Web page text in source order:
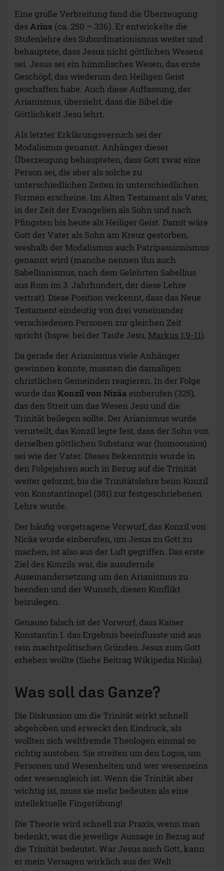
Eine große Verbreitung fand die Überzeugung
desArius (ca. 250 – 336). Er entwickelte die
Stufenlehre des Subordinationismus weiter und
behauptete, dass Jesus nicht göttlichen Wesens
sei. Jesus sei ein himmlisches Wesen, das erste
Geschöpf, das wiederum den Heiligen Geist
geschaffen habe. Auch diese Auffassung, der
Arianismus, übersieht, dass die Bibel die
Göttlichkeit Jesu lehrt.
Als letzter Erklärungsversuch sei der
Modalismus genannt. Anhänger dieser
Überzeugung behaupteten, dass Gott zwar eine
Person sei, die aber als solche zu
unterschiedlichen Zeiten in unterschiedlichen
Formen erscheine. Im Alten Testament als Vater,
in der Zeit der Evangelien als Sohn und nach
Pfingsten bis heute als Heiliger Geist. Damit wäre
Gott der Vater als Sohn am Kreuz gestorben,
weshalb der Modalismus auch Patripassionismus
genannt wird (manche nennen ihn auch
Sabellianismus, nach dem Gelehrten Sabellius
aus Rom im 3. Jahrhundert, der diese Lehre
vertrat). Diese Position verkennt, dass das Neue
Testament eindeutig von drei voneinander
verschiedenen Personen zur gleichen Zeit
spricht (bspw. bei der Taufe Jesu, Markus 1,9-11).
Da gerade der Arianismus viele Anhänger
gewinnen konnte, mussten die damaligen
christlichen Gemeinden reagieren. In der Folge
wurde dasKonzil von Nizäa einberufen (325),
das den Streit um das Wesen Jesu und die
Trinität beilegen sollte. Der Arianismus wurde
verurteilt, das Konzil legte fest, dass der Sohn von
derselben göttlichen Substanz war (homoousios)
sei wie der Vater. Dieses Bekenntnis wurde in
den Folgejahren auch in Bezug auf die Trinität
weiter geformt, bis die Trinitätslehre beim Konzil
von Konstantinopel (381) zur festgeschriebenen
Lehre wurde.
Der häufig vorgetragene Vorwurf, das Konzil von
Nicäa wurde einberufen, um Jesus zu Gott zu
machen, ist also aus der Luft gegriffen. Das erste
Ziel des Konzils war, die ausufernde
Auseinandersetzung um den Arianismus zu
beenden und der Wunsch, diesen Konflikt
beizulegen.
Genauso falsch ist der Vorwurf, dass Kaiser
Konstantin I. das Ergebnis beeinflusste und aus
rein machtpolitischen Gründen Jesus zum Gott
erheben wollte (Siehe Beitrag Wikipedia Nicäa).
Was soll das Ganze?
Die Diskussion um die Trinität wirkt schnell
abgehoben und erweckt den Eindruck, als
wollten sich weltfremde Theologen einmal so
richtig austoben. Sie streiten um den Logos, um
Personen und Wesenheiten und wer wesenseins
oder wesensgleich ist. Wenn die Trinität aber
wichtig ist, muss sie mehr bedeuten als eine
intellektuelle Fingerübung!
Die Theorie wird schnell zur Praxis, wenn man
bedenkt, was die jeweilige Aussage in Bezug auf
die Trinität bedeutet. War Jesus auch Gott, kann
er mein Versagen wirklich aus der Welt